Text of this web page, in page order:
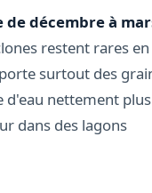
décembre à
restent rares en
surtout des
d'eau nettement plus
dans des lagons